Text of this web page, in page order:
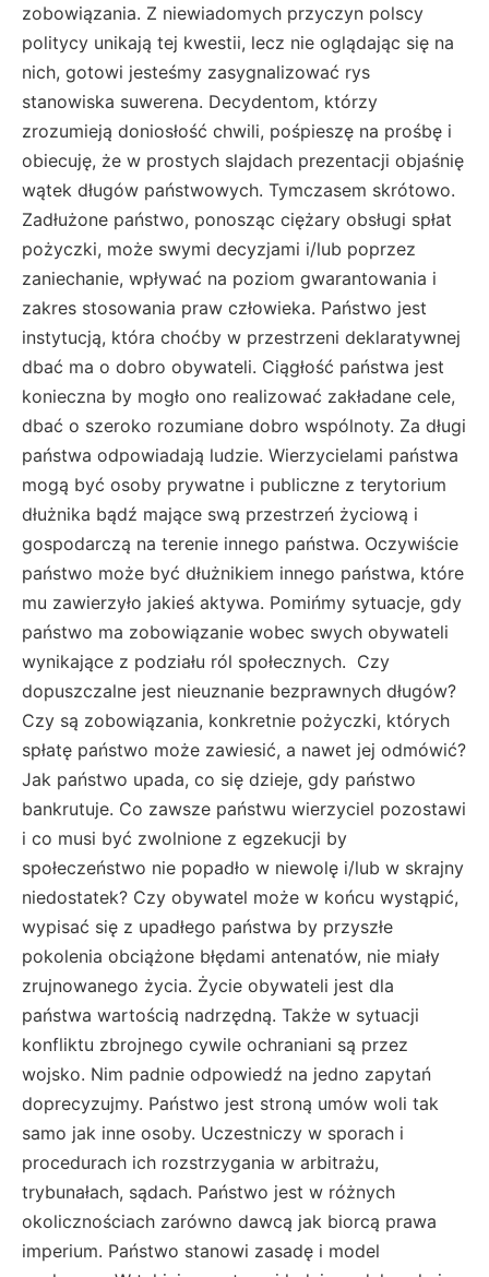
zobowiązania. Z niewiadomych przyczyn polscy
politycy unikają tej kwestii, lecz nie oglądając się na
nich, gotowi jesteśmy zasygnalizować rys
stanowiska suwerena. Decydentom, którzy
zrozumieją doniosłość chwili, pośpieszę na prośbę i
obiecuję, że w prostych slajdach prezentacji objaśnię
wątek długów państwowych. Tymczasem skrótowo.
Zadłużone państwo, ponosząc ciężary obsługi spłat
pożyczki, może swymi decyzjami i/lub poprzez
zaniechanie, wpływać na poziom gwarantowania i
zakres stosowania praw człowieka. Państwo jest
instytucją, która choćby w przestrzeni deklaratywnej
dbać ma o dobro obywateli. Ciągłość państwa jest
konieczna by mogło ono realizować zakładane cele,
dbać o szeroko rozumiane dobro wspólnoty. Za długi
państwa odpowiadają ludzie. Wierzycielami państwa
mogą być osoby prywatne i publiczne z terytorium
dłużnika bądź mające swą przestrzeń życiową i
gospodarczą na terenie innego państwa. Oczywiście
państwo może być dłużnikiem innego państwa, które
mu zawierzyło jakieś aktywa. Pomińmy sytuacje, gdy
państwo ma zobowiązanie wobec swych obywateli
wynikające z podziału ról społecznych. Czy
dopuszczalne jest nieuznanie bezprawnych długów?
Czy są zobowiązania, konkretnie pożyczki, których
spłatę państwo może zawiesić, a nawet jej odmówić?
Jak państwo upada, co się dzieje, gdy państwo
bankrutuje. Co zawsze państwu wierzyciel pozostawi
i co musi być zwolnione z egzekucji by
społeczeństwo nie popadło w niewolę i/lub w skrajny
niedostatek? Czy obywatel może w końcu wystąpić,
wypisać się z upadłego państwa by przyszłe
pokolenia obciążone błędami antenatów, nie miały
zrujnowanego życia. Życie obywateli jest dla
państwa wartością nadrzędną. Także w sytuacji
konfliktu zbrojnego cywile ochraniani są przez
wojsko. Nim padnie odpowiedź na jedno zapytań
doprecyzujmy. Państwo jest stroną umów woli tak
samo jak inne osoby. Uczestniczy w sporach i
procedurach ich rozstrzygania w arbitrażu,
trybunałach, sądach. Państwo jest w różnych
okolicznościach zarówno dawcą jak biorcą prawa
imperium. Państwo stanowi zasadę i model